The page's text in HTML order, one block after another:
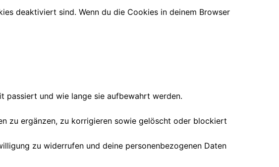
deaktiviert sind. Wenn du die Cookies in deinem Browser
passiert und wie lange sie aufbewahrt werden.
zu ergänzen, zu korrigieren sowie gelöscht oder blockiert
zu widerrufen und deine personenbezogenen Daten